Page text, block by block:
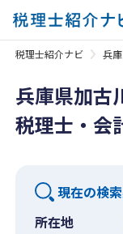
税理士紹介ナビ 兵
兵庫県加古
税理士・会
現在の検
所在地